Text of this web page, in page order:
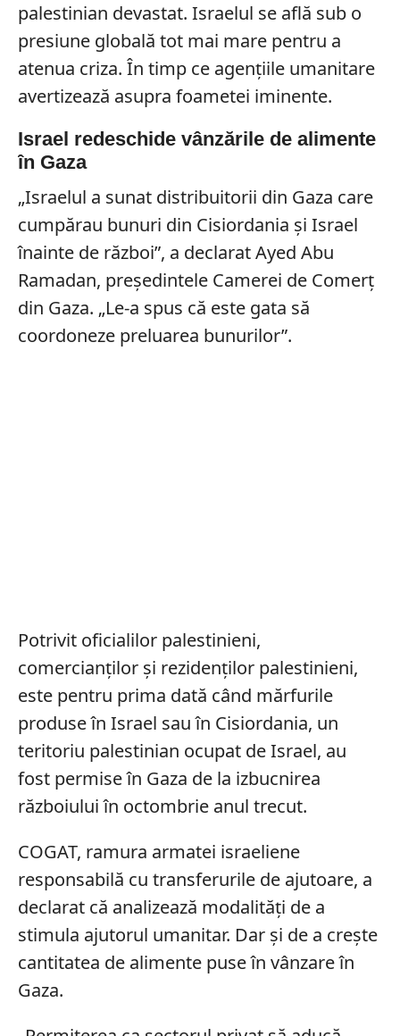
palestinian devastat. Israelul se află sub o
presiune globală tot mai mare pentru a
atenua criza. În timp ce agențiile umanitare
avertizează asupra foametei iminente.
Israel redeschide vânzările de alimente
în Gaza
„Israelul a sunat distribuitorii din Gaza care
cumpărau bunuri din Cisiordania și Israel
înainte de război”, a declarat Ayed Abu
Ramadan, președintele Camerei de Comerț
din Gaza. „Le-a spus că este gata să
coordoneze preluarea bunurilor”.
Potrivit oficialilor palestinieni,
comercianților și rezidenților palestinieni,
este pentru prima dată când mărfurile
produse în Israel sau în Cisiordania, un
teritoriu palestinian ocupat de Israel, au
fost permise în Gaza de la izbucnirea
războiului în octombrie anul trecut.
COGAT, ramura armatei israeliene
responsabilă cu transferurile de ajutoare, a
declarat că analizează modalități de a
stimula ajutorul umanitar. Dar și de a crește
cantitatea de alimente puse în vânzare în
Gaza.